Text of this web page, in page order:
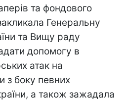
та фондового
Генеральну
та Вищу раду
допомогу в
атак на
з боку певних
а також зажадала